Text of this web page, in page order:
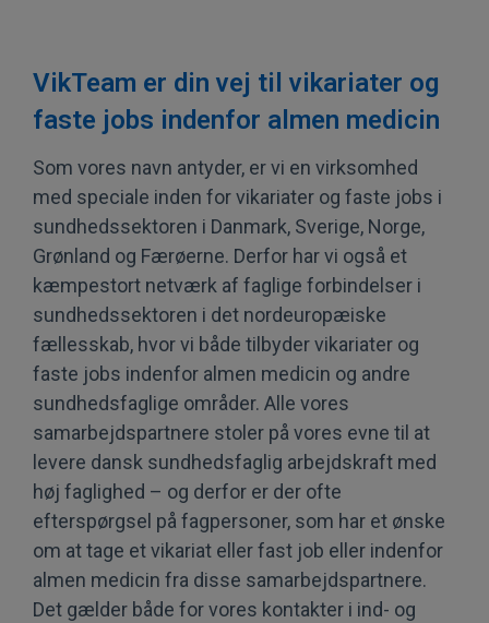
VikTeam er din vej til vikariater og
faste jobs indenfor almen medicin
Som vores navn antyder, er vi en virksomhed
med speciale inden for vikariater og faste jobs i
sundhedssektoren i Danmark, Sverige, Norge,
Grønland og Færøerne. Derfor har vi også et
kæmpestort netværk af faglige forbindelser i
sundhedssektoren i det nordeuropæiske
fællesskab, hvor vi både tilbyder vikariater og
faste jobs indenfor almen medicin og andre
sundhedsfaglige områder. Alle vores
samarbejdspartnere stoler på vores evne til at
levere dansk sundhedsfaglig arbejdskraft med
høj faglighed – og derfor er der ofte
efterspørgsel på fagpersoner, som har et ønske
om at tage et vikariat eller fast job eller indenfor
almen medicin fra disse samarbejdspartnere.
Det gælder både for vores kontakter i ind- og